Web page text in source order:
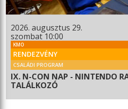
2026. augusztus 29.
szombat 10:00
KMO
RENDEZVÉNY
CSALÁDI PROGRAM
IX. N-CON NAP - NINTENDO
TALÁLKOZÓ